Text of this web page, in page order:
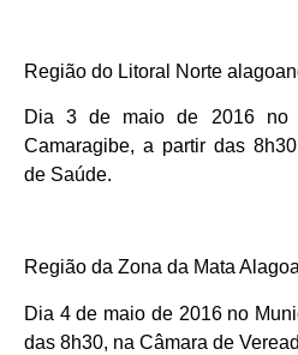
Região do Litoral Norte
Dia 3 de maio de 2016 no
Camaragibe, a partir das
de Saúde.
Região da Zona da Mata
Dia 4 de maio de 2016 no
das 8h30, na Câmara de